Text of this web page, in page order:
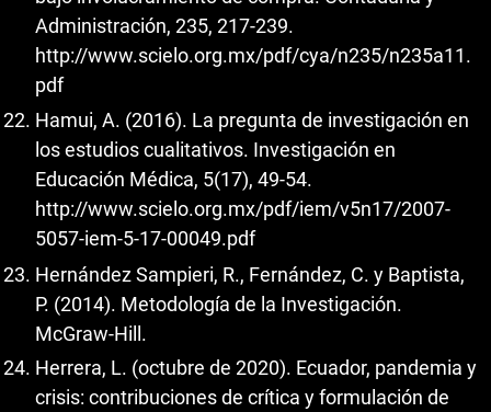
Administración, 235, 217-239.
http://www.scielo.org.mx/pdf/cya/n235/n235a11.
pdf
Hamui, A. (2016). La pregunta de investigación en
los estudios cualitativos. Investigación en
Educación Médica, 5(17), 49-54.
http://www.scielo.org.mx/pdf/iem/v5n17/2007-
5057-iem-5-17-00049.pdf
Hernández Sampieri, R., Fernández, C. y Baptista,
P. (2014). Metodología de la Investigación.
McGraw-Hill.
Herrera, L. (octubre de 2020). Ecuador, pandemia y
crisis: contribuciones de crítica y formulación de